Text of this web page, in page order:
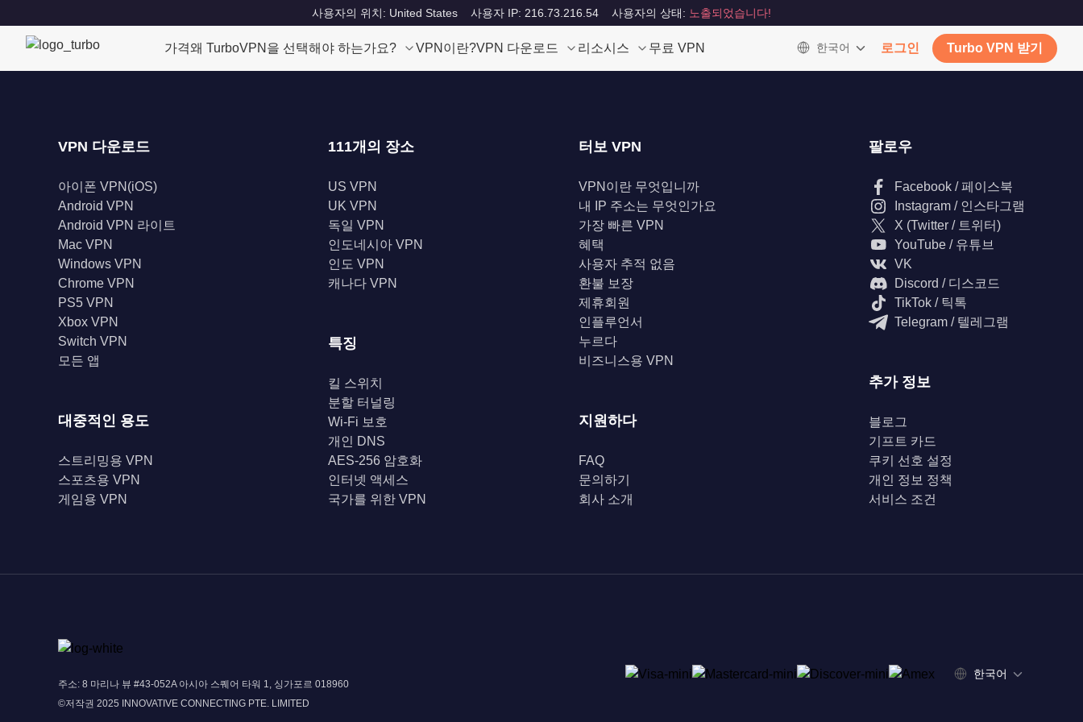
사용자의 위치: United States 사용자 IP: 216.73.216.54 사용자의 상태: 노출되었습니다!
가격왜 TurboVPN을 선택해야 하는가요? VPN이란?VPN 다운로드 리소시스 무료 VPN 한국어 로그인 Turbo VPN 받기
VPN 다운로드
아이폰 VPN(iOS)
Android VPN
Android VPN 라이트
Mac VPN
Windows VPN
Chrome VPN
PS5 VPN
Xbox VPN
Switch VPN
모든 앱
대중적인 용도
스트리밍용 VPN
스포츠용 VPN
게임용 VPN
111개의 장소
US VPN
UK VPN
독일 VPN
인도네시아 VPN
인도 VPN
캐나다 VPN
특징
킬 스위치
분할 터널링
Wi-Fi 보호
개인 DNS
AES-256 암호화
인터넷 액세스
국가를 위한 VPN
터보 VPN
VPN이란 무엇입니까
내 IP 주소는 무엇인가요
가장 빠른 VPN
혜택
사용자 추적 없음
환불 보장
제휴회원
인플루언서
누르다
비즈니스용 VPN
지원하다
FAQ
문의하기
회사 소개
팔로우
Facebook / 페이스북
Instagram / 인스타그램
X (Twitter / 트위터)
YouTube / 유튜브
VK
Discord / 디스코드
TikTok / 틱톡
Telegram / 텔레그램
추가 정보
블로그
기프트 카드
쿠키 선호 설정
개인 정보 정책
서비스 조건
주소: 8 마리나 뷰 #43-052A 아시아 스퀘어 타워 1, 싱가포르 018960
©저작권 2025 INNOVATIVE CONNECTING PTE. LIMITED
한국어